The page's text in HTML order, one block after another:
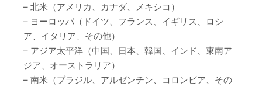
– 北米（アメリカ、カナダ、メキシコ）
– ヨーロッパ（ドイツ、フランス、イギリス、ロシ
ア、イタリア、その他）
– アジア太平洋（中国、日本、韓国、インド、東南ア
ジア、オーストラリア）
– 南米（ブラジル、アルゼンチン、コロンビア、その